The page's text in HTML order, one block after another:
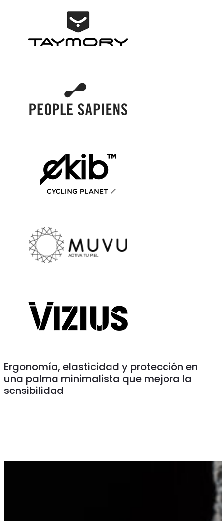
Ergonomía, elasticidad y protección en
una palma minimalista que mejora la
sensibilidad